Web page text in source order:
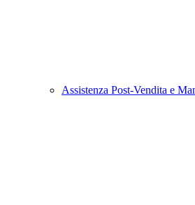
Assistenza Post-Vendita e